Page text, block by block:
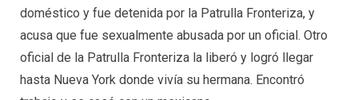
doméstico y fue detenida por la Patrulla Fronteriza, y
acusa que fue sexualmente abusada por un oficial. Otro
oficial de la Patrulla Fronteriza la liberó y logró llegar
hasta Nueva York donde vivía su hermana. Encontró